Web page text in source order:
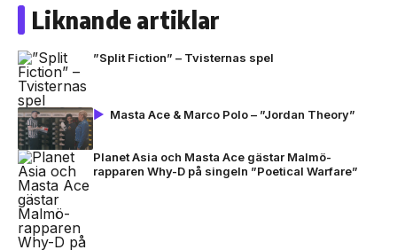
Liknande artiklar
”Split Fiction” – Tvisternas spel
Masta Ace & Marco Polo – ”Jordan Theory”
Planet Asia och Masta Ace gästar Malmö-
rapparen Why-D på singeln ”Poetical Warfare”